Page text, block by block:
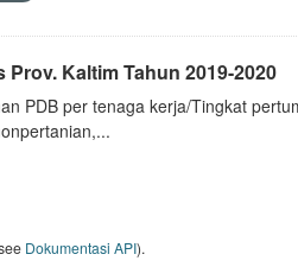
Kaltim Tahun 2019-2020
PDB per tenaga kerja/Tingkat
Dokumentasi API).